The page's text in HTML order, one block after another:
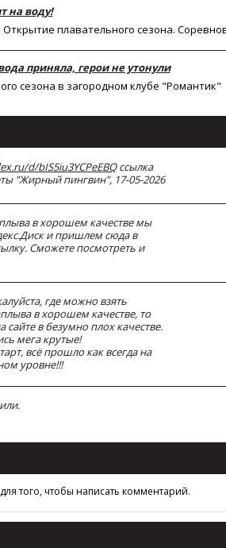
на воду!
Открытие плавательного сезона.
приняла, герои не утонули
сезона в загородном клубе "Романтик"
d/bIS5iu3YCPeEBQссылка
"Жирный пингвин", 17-05-2026
в хорошем качестве мы
и пришлем сюда в
Сможете посмотреть и
где можно взять
в хорошем качестве, то
сайте в безумно плох качестве.
мега крутые!
всё прошло как всегда на
уровне!!!
для того, чтобы написать комментарий.